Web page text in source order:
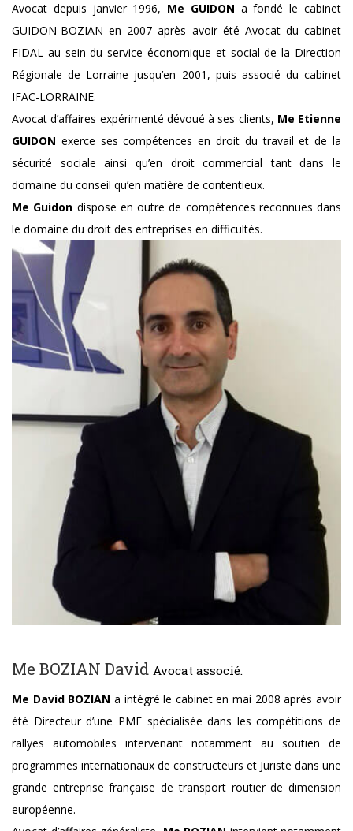
Avocat depuis janvier 1996, Me GUIDON a fondé le cabinet
GUIDON-BOZIAN en 2007 après avoir été Avocat du cabinet
FIDAL au sein du service économique et social de la Direction
Régionale de Lorraine jusqu’en 2001, puis associé du cabinet
IFAC-LORRAINE.
Avocat d’affaires expérimenté dévoué à ses clients, Me Etienne
GUIDON exerce ses compétences en droit du travail et de la
sécurité sociale ainsi qu’en droit commercial tant dans le
domaine du conseil qu’en matière de contentieux.
Me Guidon dispose en outre de compétences reconnues dans
le domaine du droit des entreprises en difficultés.
Me BOZIAN David Avocat associé.
Me David BOZIAN a intégré le cabinet en mai 2008 après avoir
été Directeur d’une PME spécialisée dans les compétitions de
rallyes automobiles intervenant notamment au soutien de
programmes internationaux de constructeurs et Juriste dans une
grande entreprise française de transport routier de dimension
européenne.